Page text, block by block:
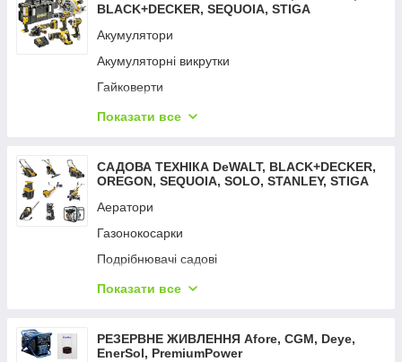
BLACK+DECKER, SEQUOIA, STIGA
Акумулятори
Акумуляторні викрутки
Гайковерти
Дрилі — шурупокрути
Детектори тепла
Зарядні пристрої
Вимірювальні інструменти
Фарбопульти
Відбійні молотки
Мультифункційний інструмент
Перфоратори
Показати все
САДОВА ТЕХНІКА DeWALT, BLACK+DECKER,
OREGON, SEQUOIA, SOLO, STANLEY, STIGA
Аератори
Газонокосарки
Подрібнювачі садові
Кущорізи та ножиці
Мийки високого тиску
Показати все
РЕЗЕРВНЕ ЖИВЛЕННЯ Aforе, CGM, Deye,
EnerSol, PremiumPower